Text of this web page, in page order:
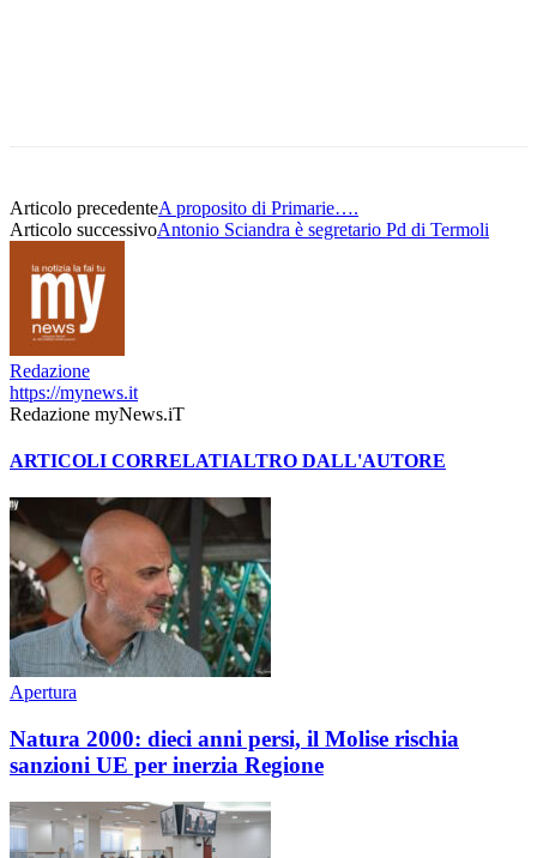
Articolo precedenteA proposito di Primarie….
Articolo successivoAntonio Sciandra è segretario Pd di Termoli
Redazione
https://mynews.it
Redazione myNews.iT
ARTICOLI CORRELATIALTRO DALL'AUTORE
Apertura
Natura 2000: dieci anni persi, il Molise rischia
sanzioni UE per inerzia Regione